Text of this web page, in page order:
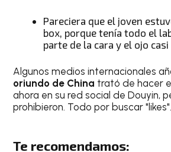
Pareciera que el joven
box, porque tenía todo el
parte de la cara y el ojo casi
Algunos medios internacionales
oriundo de China trató de hacer
ahora en su red social de Douyin,
prohibieron. Todo por buscar "likes".
Te recomendamos: